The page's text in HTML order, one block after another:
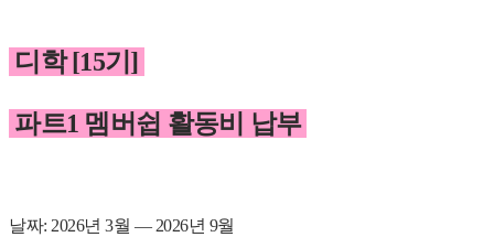
디학 [15기]
파트1 멤버쉽 활동비 납부
날짜: 2026년 3월 — 2026년 9월